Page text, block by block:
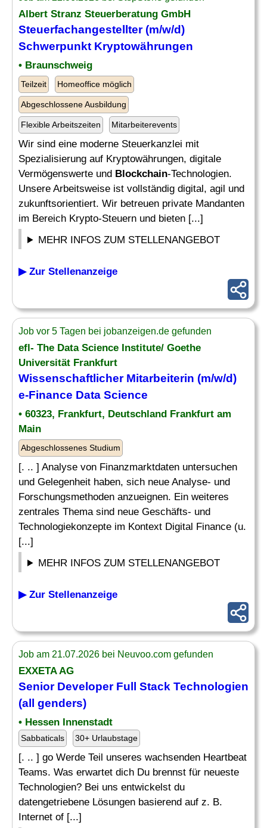
Albert Stranz Steuerberatung GmbH
Steuerfachangestellter (m/w/d)
Schwerpunkt Kryptowährungen
• Braunschweig
Teilzeit Homeoffice möglich
Abgeschlossene Ausbildung
Flexible Arbeitszeiten Mitarbeiterevents
Wir sind eine moderne Steuerkanzlei mit
Spezialisierung auf Kryptowährungen, digitale
Vermögenswerte und Blockchain-Technologien.
Unsere Arbeitsweise ist vollständig digital, agil und
zukunftsorientiert. Wir betreuen private Mandanten
im Bereich Krypto-Steuern und bieten [...]
MEHR INFOS ZUM STELLENANGEBOT
▶ Zur Stellenanzeige
Job vor 5 Tagen bei jobanzeigen.de gefunden
efl- The Data Science Institute/ Goethe
Universität Frankfurt
Wissenschaftlicher Mitarbeiterin (m/w/d)
e-Finance Data Science
• 60323, Frankfurt, Deutschland Frankfurt am
Main
Abgeschlossenes Studium
[. .. ] Analyse von Finanzmarktdaten untersuchen
und Gelegenheit haben, sich neue Analyse- und
Forschungsmethoden anzueignen. Ein weiteres
zentrales Thema sind neue Geschäfts- und
Technologiekonzepte im Kontext Digital Finance (u.
[...]
MEHR INFOS ZUM STELLENANGEBOT
▶ Zur Stellenanzeige
Job am 21.07.2026 bei Neuvoo.com gefunden
EXXETA AG
Senior Developer Full Stack Technologien
(all genders)
• Hessen Innenstadt
Sabbaticals 30+ Urlaubstage
[. .. ] go Werde Teil unseres wachsenden Heartbeat
Teams. Was erwartet dich Du brennst für neueste
Technologien? Bei uns entwickelst du
datengetriebene Lösungen basierend auf z. B.
Internet of [...]